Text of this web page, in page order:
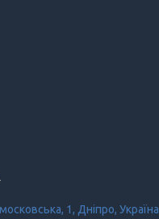
1, Дніпро, Україна